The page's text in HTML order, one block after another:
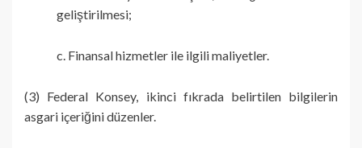
geliştirilmesi;
c. Finansal hizmetler ile ilgili maliyetler.
(3) Federal Konsey, ikinci fıkrada belirtilen bilgilerin
asgari içeriğini düzenler.